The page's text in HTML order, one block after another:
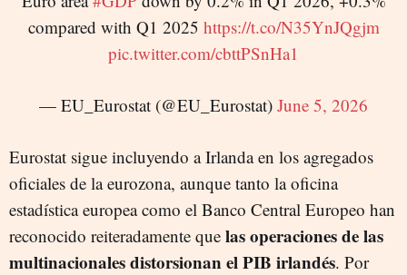
compared with Q1 2025 https://t.co/N35YnJQgjm
pic.twitter.com/cbttPSnHa1
— EU_Eurostat (@EU_Eurostat) June 5, 2026
Eurostat sigue incluyendo a Irlanda en los agregados
oficiales de la eurozona, aunque tanto la oficina
estadística europea como el Banco Central Europeo han
reconocido reiteradamente que las operaciones de las
multinacionales distorsionan el PIB irlandés. Por